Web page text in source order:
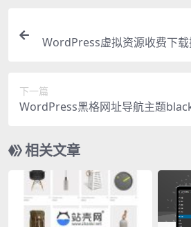
WordPress虚拟资源收费下
下一篇
WordPress黑格网址导航主题
相关文章